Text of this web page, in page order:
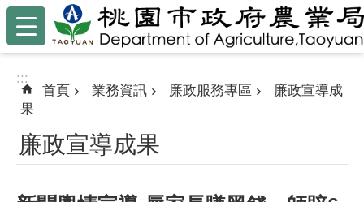
跳到主要內容區塊
:::
:::
首頁 業務資訊 廉政服務專區
廉政宣導成
果
廉政宣導成果